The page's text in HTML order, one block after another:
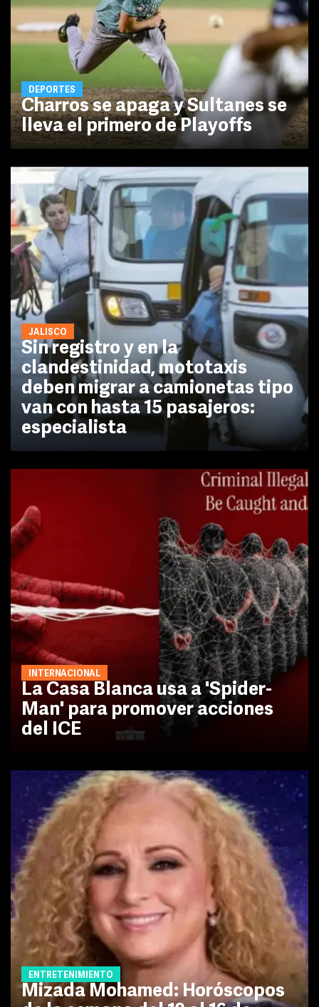
DEPORTES
Charros se apaga y Sultanes se
lleva el primero de Playoffs
JALISCO
Sin registro y en la
clandestinidad, mototaxis
deben migrar a camionetas tipo
van con hasta 15 pasajeros:
especialista
INTERNACIONAL
La Casa Blanca usa a 'Spider-
Man' para promover acciones
del ICE
ENTRETENIMIENTO
Mizada Mohamed: Horóscopos